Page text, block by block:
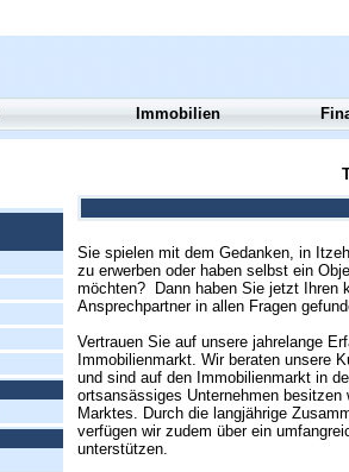
Sie spielen mit dem Gedanken, in
zu erwerben oder haben selbst ein
möchten? Dann haben Sie jetzt Ihren
Ansprechpartner in allen Fragen
Vertrauen Sie auf unsere jahrelange
Immobilienmarkt. Wir beraten unsere
und sind auf den Immobilienmarkt in
ortsansässiges Unternehmen
Marktes. Durch die langjährige
verfügen wir zudem über ein
unterstützen.
Immobilien